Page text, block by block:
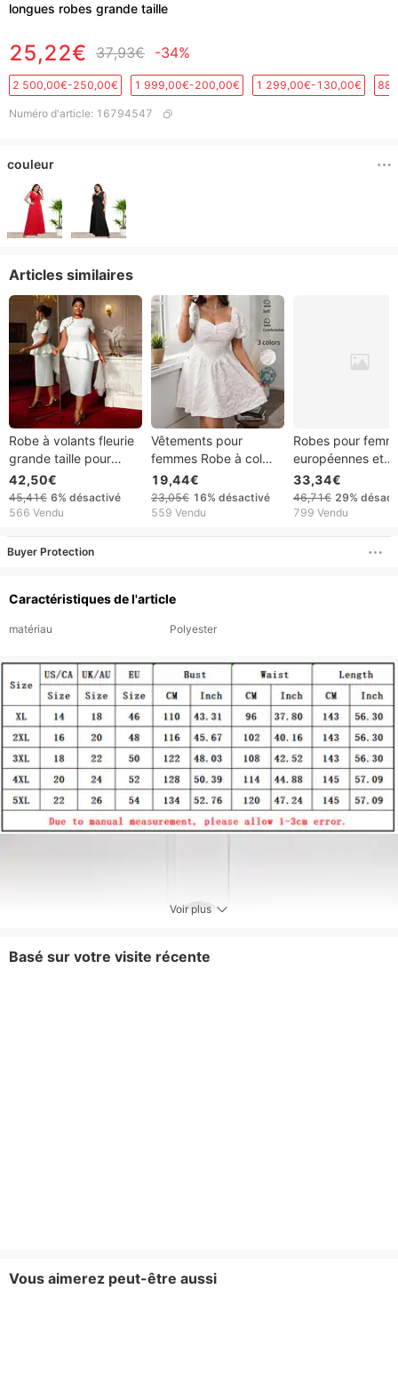
longues robes grande taille
25,22€ 37,93€ -34%
2 500,00€-250,00€ 1 999,00€-200,00€ 1 299,00€-130,00€
Numéro d'article: 16794547
couleur
Articles similaires
Robe à volants fleurie
grande taille pour
femme – Robe de
soirée taille haute avec
détails floraux 3D
42,50€
45,41€ 6% désactivé
566 Vendu
Vêtements pour
femmes Robe à col
carré français Jupe
courte moulante et
moelleuse Jupe
19,44€
23,05€ 16% désactivé
559 Vendu
Robes pour
européennes et
américaines,
spécialisées dans
tailles moyennes,
33,34€
46,71€ 29%
799 Vendu
Buyer Protection
Caractéristiques de l'article
matériau Polyester
Voir plus
Basé sur votre visite récente
Vous aimerez peut-être aussi